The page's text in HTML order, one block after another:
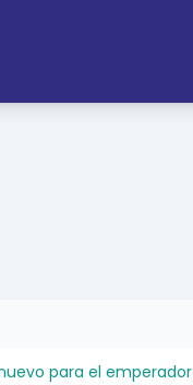
para el emperador